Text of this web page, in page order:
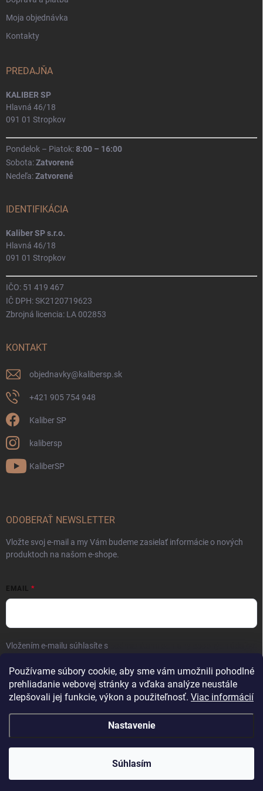
Používame súbory cookie, aby sme vám umožnili pohodlné
prehliadanie webovej stránky a vďaka analýze neustále
zlepšovali jej funkcie, výkon a použiteľnosť. Viac informácií
Nastavenie
Súhlasím
Moja objednávka
Kontakty
PREDAJŇA
KALIBER SP
Hlavná 46/18
091 01 Stropkov
Pondelok – Piatok:8:00 – 16:00
Sobota:Zatvorené
Nedeľa:Zatvorené
IDENTIFIKÁCIA
Kaliber SP s.r.o.
Hlavná 46/18
091 01 Stropkov
IČO: 51 419 467
IČ DPH: SK2120719623
Zbrojná licencia: LA 002853
KONTAKT
objednavky@kalibersp.sk
+421 905 754 948
Kaliber SP
kalibersp
KaliberSP
ODOBERAŤ NEWSLETTER
Vložte svoj e-mail a my Vám budeme zasielať informácie o nových
produktoch na našom e-shope.
EMAIL
Vložením e-mailu súhlasíte s
Prihlásiť sa
Kaliber SP s.r.o. . Všetky práva vyhradené.